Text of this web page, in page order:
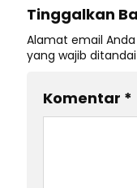
Tinggalkan
Alamat email
yang wajib ditandai
Komentar *